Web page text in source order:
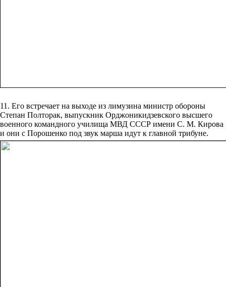
11. Его встречает на выходе из лимузина министр обороны
Степан Полторак, выпускник Орджоникидзевского высшего
военного командного училища МВД СССР имени С. М. Кирова
и они с Порошенко под звук марша идут к главной трибуне.